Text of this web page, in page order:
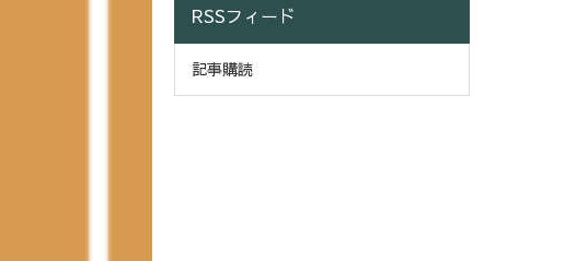
RSSフィード
記事購読